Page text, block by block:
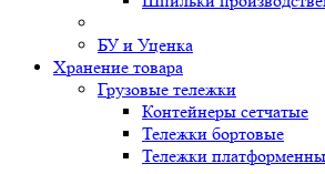
БУ и Уценка
Хранение товара
Грузовые тележки
Контейнеры сетчатые
Тележки бортовые
Тележки